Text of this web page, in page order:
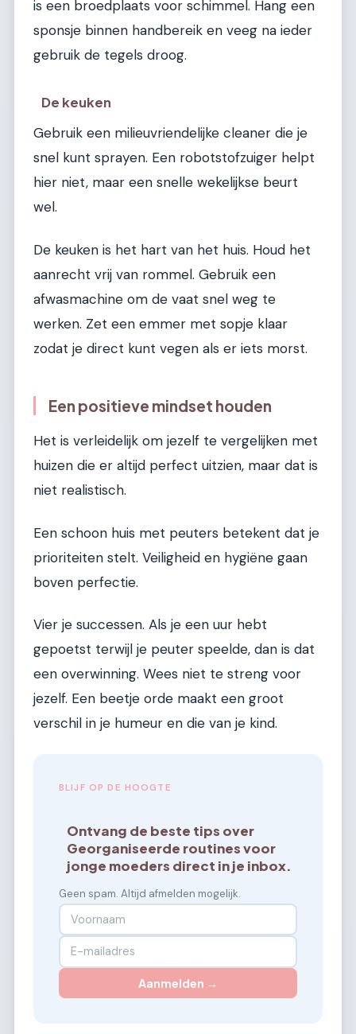
is een broedplaats voor schimmel. Hang een
sponsje binnen handbereik en veeg na ieder
gebruik de tegels droog.
De keuken
Gebruik een milieuvriendelijke cleaner die je
snel kunt sprayen. Een robotstofzuiger helpt
hier niet, maar een snelle wekelijkse beurt
wel.
De keuken is het hart van het huis. Houd het
aanrecht vrij van rommel. Gebruik een
afwasmachine om de vaat snel weg te
werken. Zet een emmer met sopje klaar
zodat je direct kunt vegen als er iets morst.
Een positieve mindset houden
Het is verleidelijk om jezelf te vergelijken met
huizen die er altijd perfect uitzien, maar dat is
niet realistisch.
Een schoon huis met peuters betekent dat je
prioriteiten stelt. Veiligheid en hygiëne gaan
boven perfectie.
Vier je successen. Als je een uur hebt
gepoetst terwijl je peuter speelde, dan is dat
een overwinning. Wees niet te streng voor
jezelf. Een beetje orde maakt een groot
verschil in je humeur en die van je kind.
BLIJF OP DE HOOGTE
Ontvang de beste tips over
Georganiseerde routines voor
jonge moeders direct in je inbox.
Geen spam. Altijd afmelden mogelijk.
Aanmelden →